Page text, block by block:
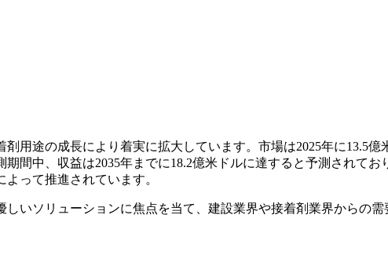
用途の成長により着実に拡大しています。市場は2025年に13.5
期間中、収益は2035年までに18.2億米ドルに達すると予測されて
って推進されています。
いソリューションに焦点を当て、建設業界や接着剤業界からの